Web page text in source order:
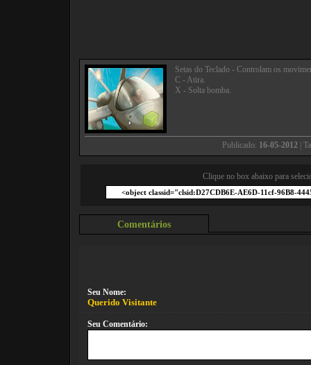
Setas do Teclado - Controlam os
C - Atira.
X - Solta bomba.
Publicado: 16-05-2012|
Clique no box abaixo para
Comentários
Seu Nome:
Querido Visitante
Seu Comentário: